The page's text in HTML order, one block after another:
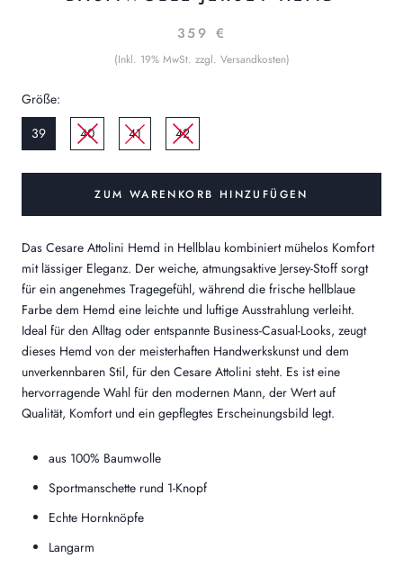
359 €
(Inkl. 19% MwSt. zzgl. Versandkosten)
Größe:
39
40 41 42
ZUM WARENKORB HINZUFÜGEN
Das Cesare Attolini Hemd in Hellblau kombiniert mühelos Komfort
mit lässiger Eleganz. Der weiche, atmungsaktive Jersey-Stoff sorgt
für ein angenehmes Tragegefühl, während die frische hellblaue
Farbe dem Hemd eine leichte und luftige Ausstrahlung verleiht.
Ideal für den Alltag oder entspannte Business-Casual-Looks, zeugt
dieses Hemd von der meisterhaften Handwerkskunst und dem
unverkennbaren Stil, für den Cesare Attolini steht. Es ist eine
hervorragende Wahl für den modernen Mann, der Wert auf
Qualität, Komfort und ein gepflegtes Erscheinungsbild legt.
aus 100% Baumwolle
Sportmanschette rund 1-Knopf
Echte Hornknöpfe
Langarm